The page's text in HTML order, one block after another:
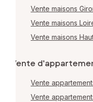
Vente maisons
Vente maisons
Vente maisons
Vente
Vente
Vente